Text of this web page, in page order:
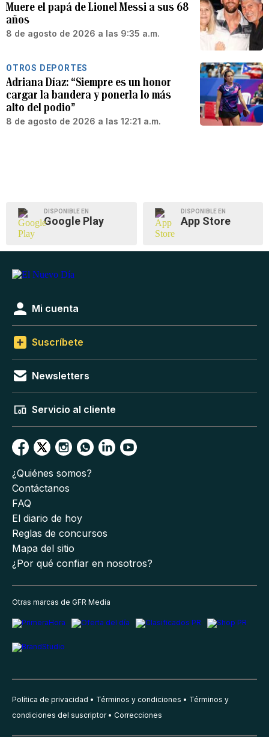
Muere el papá de Lionel Messi a sus 68
años
8 de agosto de 2026 a las 9:35 a.m.
OTROS DEPORTES
Adriana Díaz: “Siempre es un honor
cargar la bandera y ponerla lo más
alto del podio”
8 de agosto de 2026 a las 12:21 a.m.
DISPONIBLE EN
Google Play
DISPONIBLE EN
App Store
Mi cuenta
Suscríbete
Newsletters
Servicio al cliente
¿Quiénes somos?
Contáctanos
FAQ
El diario de hoy
Reglas de concursos
Mapa del sitio
¿Por qué confiar en nosotros?
Otras marcas de GFR Media
Política de privacidad Términos y condiciones
Términos y
condiciones del suscriptor
Correcciones